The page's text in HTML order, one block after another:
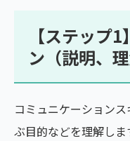
【ステップ
ン（説明、理
コミュニケーション
ぶ目的などを理解しま